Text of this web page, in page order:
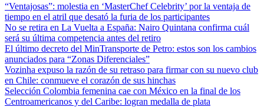
“Ventajosas”: molestia en ‘MasterChef Celebrity’ por la ventaja de
tiempo en el atril que desató la furia de los participantes
No se retira en La Vuelta a España: Nairo Quintana confirma cuál
será su última competencia antes del retiro
El último decreto del MinTransporte de Petro: estos son los cambios
anunciados para “Zonas Diferenciales”
Vozinha expuso la razón de su retraso para firmar con su nuevo club
en Chile: conmueve el corazón de sus hinchas
Selección Colombia femenina cae con México en la final de los
Centroamericanos y del Caribe: logran medalla de plata